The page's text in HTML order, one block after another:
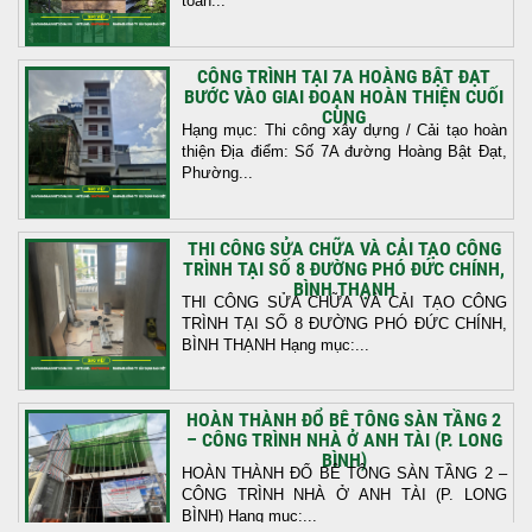
CÔNG TRÌNH TẠI 7A HOÀNG BẬT ĐẠT
BƯỚC VÀO GIAI ĐOẠN HOÀN THIỆN CUỐI
CÙNG
Hạng mục: Thi công xây dựng / Cải tạo hoàn
thiện Địa điểm: Số 7A đường Hoàng Bật Đạt,
Phường...
THI CÔNG SỬA CHỮA VÀ CẢI TẠO CÔNG
TRÌNH TẠI SỐ 8 ĐƯỜNG PHÓ ĐỨC CHÍNH,
BÌNH THẠNH
THI CÔNG SỬA CHỮA VÀ CẢI TẠO CÔNG
TRÌNH TẠI SỐ 8 ĐƯỜNG PHÓ ĐỨC CHÍNH,
BÌNH THẠNH Hạng mục:...
HOÀN THÀNH ĐỔ BÊ TÔNG SÀN TẦNG 2
– CÔNG TRÌNH NHÀ Ở ANH TÀI (P. LONG
BÌNH)
HOÀN THÀNH ĐỔ BÊ TÔNG SÀN TẦNG 2 –
CÔNG TRÌNH NHÀ Ở ANH TÀI (P. LONG
BÌNH) Hạng mục:...